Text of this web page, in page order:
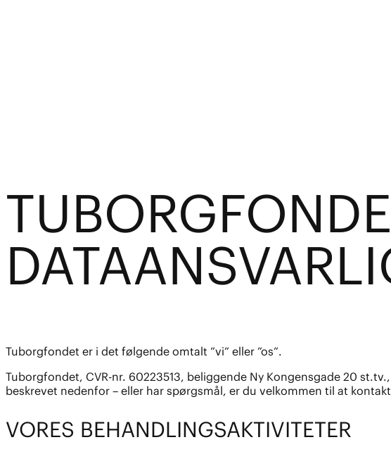
Tuborgfondet er i det følgende omtalt ”vi” eller ”os”.
Tuborgfondet, CVR-nr. 60223513, beliggende Ny Kongensgade 20
beskrevet nedenfor – eller har spørgsmål, er du velkommen til at
VORES BEHANDLINGSAKTIVITETER